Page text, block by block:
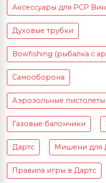
Аксессуары для PCP
Духовые трубки
Bowfishing (рыбалка с
Самооборона
Аэрозольные
Газовые балончики
Дартс Мишени для
Правила игры в Дартс